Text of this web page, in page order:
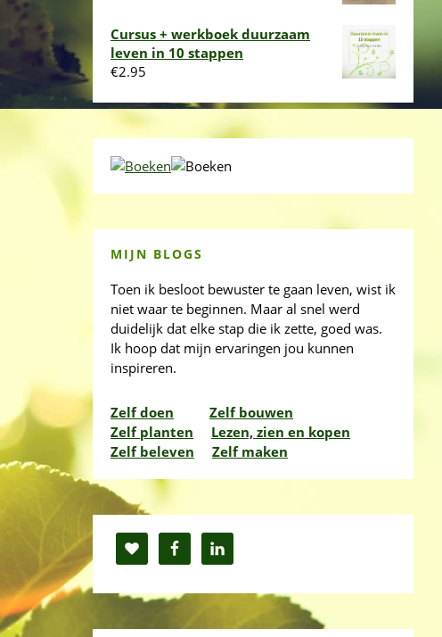
€15.00
Cursus + werkboek duurzaam
leven in 10 stappen
€2.95
MIJN BLOGS
Toen ik besloot bewuster te gaan leven, wist ik
niet waar te beginnen. Maar al snel werd
duidelijk dat elke stap die ik zette, goed was.
Ik hoop dat mijn ervaringen jou kunnen
inspireren.
Zelf doen
Zelf bouwen
Zelf planten
Lezen, zien en kopen
Zelf beleven
Zelf maken